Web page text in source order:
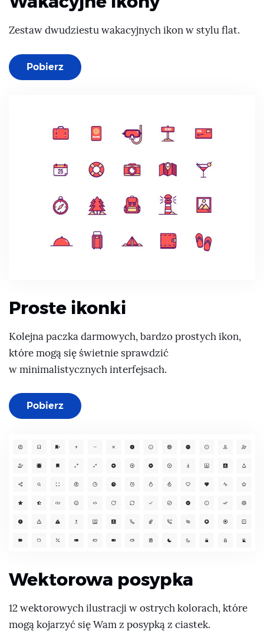
Zestaw dwudziestu wakacyjnych ikon w stylu flat.
Pobierz
Proste ikonki
Kolejna paczka darmowych, bardzo prostych ikon,
które mogą się świetnie sprawdzić
w minimalistycznych interfejsach.
Pobierz
Wektorowa posypka
12 wektorowych ilustracji w ostrych kolorach, które
mogą kojarzyć się Wam z posypką z ciastek.